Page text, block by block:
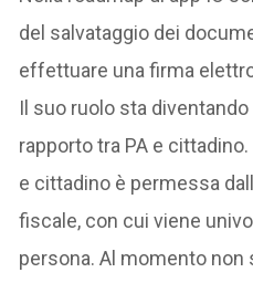
del salvataggio dei
effettuare una firma
Il suo ruolo sta
rapporto tra PA e
e cittadino è permessa
fiscale, con cui viene
persona. Al momento